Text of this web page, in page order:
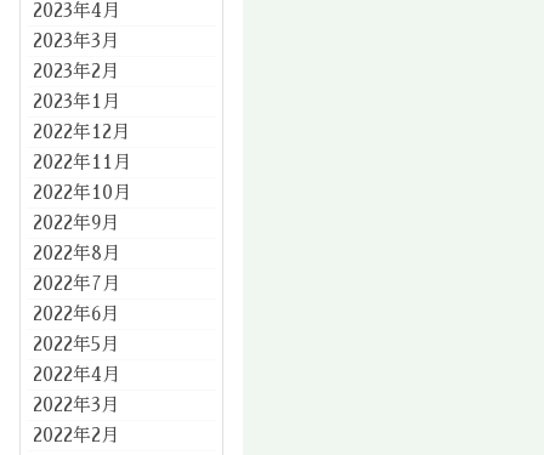
2023年4月
2023年3月
2023年2月
2023年1月
2022年12月
2022年11月
2022年10月
2022年9月
2022年8月
2022年7月
2022年6月
2022年5月
2022年4月
2022年3月
2022年2月